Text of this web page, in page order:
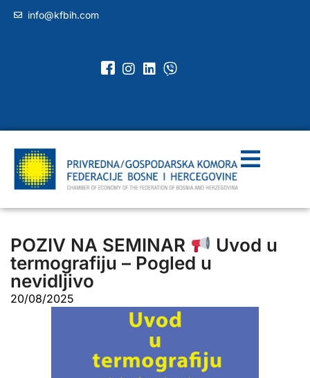
info@kfbih.com
POZIV NA SEMINAR
Uvod u
termografiju – Pogled u
nevidljivo
20/08/2025